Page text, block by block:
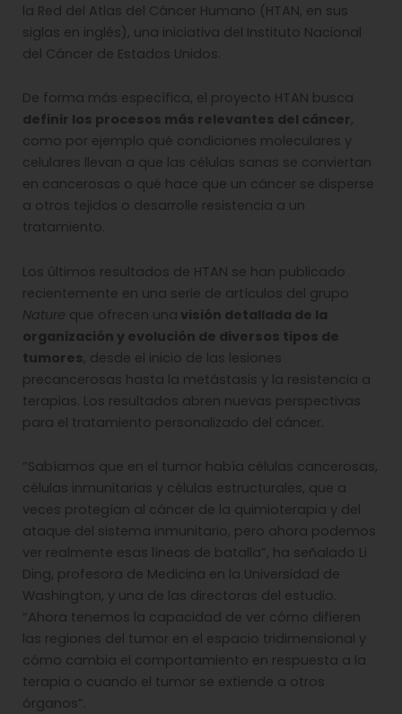
la Red del Atlas del Cáncer Humano (HTAN, en sus
siglas en inglés), una iniciativa del Instituto Nacional
del Cáncer de Estados Unidos.
De forma más específica, el proyecto HTAN busca
definir los procesos más relevantes del cáncer,
como por ejemplo qué condiciones moleculares y
celulares llevan a que las células sanas se conviertan
en cancerosas o qué hace que un cáncer se disperse
a otros tejidos o desarrolle resistencia a un
tratamiento.
Los últimos resultados de HTAN se han publicado
recientemente en una serie de artículos del grupo
Nature que ofrecen una visión detallada de la
organización y evolución de diversos tipos de
tumores, desde el inicio de las lesiones
precancerosas hasta la metástasis y la resistencia a
terapias. Los resultados abren nuevas perspectivas
para el tratamiento personalizado del cáncer.
“Sabíamos que en el tumor había células cancerosas,
células inmunitarias y células estructurales, que a
veces protegían al cáncer de la quimioterapia y del
ataque del sistema inmunitario, pero ahora podemos
ver realmente esas líneas de batalla”, ha señalado Li
Ding, profesora de Medicina en la Universidad de
Washington, y una de las directoras del estudio.
“Ahora tenemos la capacidad de ver cómo difieren
las regiones del tumor en el espacio tridimensional y
cómo cambia el comportamiento en respuesta a la
terapia o cuando el tumor se extiende a otros
órganos”.